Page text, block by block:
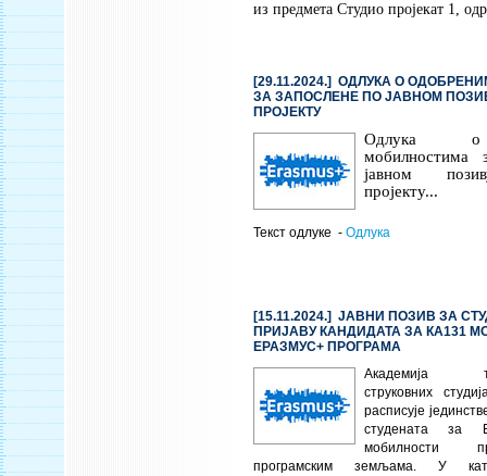
из предмета Студио пројекат 1,
[29.11.2024.] ОДЛУКА О
ЗА ЗАПОСЛЕНЕ ПО ЈАВНОМ
ПРОЈЕКТУ
Одлука о
мобилностима
јавном
пројекту...
Текст одлуке - Одлука
[15.11.2024.] ЈАВНИ ПОЗИВ ЗА
ПРИЈАВУ КАНДИДАТА ЗА КА131
ЕРАЗМУС+ ПРОГРАМА
Академија
струковних
расписује
студената за
мобилности
програмским земљама. У